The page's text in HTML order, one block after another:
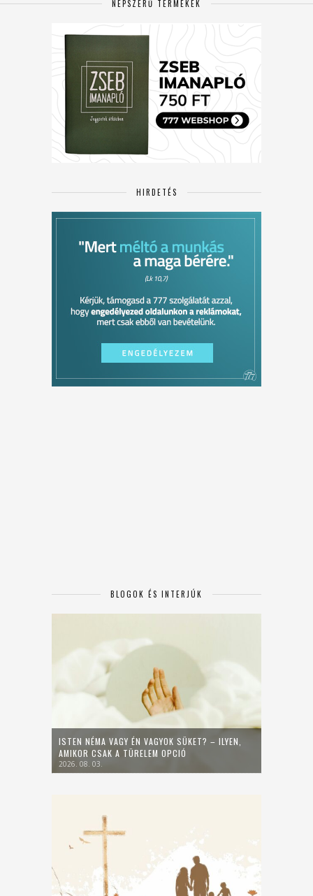
NÉPSZERŰ TERMÉKEK
HIRDETÉS
BLOGOK ÉS INTERJÚK
ISTEN NÉMA VAGY ÉN VAGYOK SÜKET? – ILYEN,
AMIKOR CSAK A TÜRELEM OPCIÓ
2026. 08. 03.